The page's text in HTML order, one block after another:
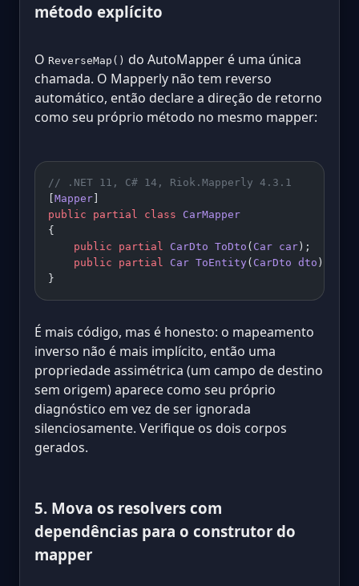
método explícito
O ReverseMap() do AutoMapper é uma única
chamada. O Mapperly não tem reverso
automático, então declare a direção de retorno
como seu próprio método no mesmo mapper:
// .NET 11, C# 14, Riok.Mapperly 4.3.1
Mapper
public partial class CarMapper
{
    public
partial CarDto ToDto ( Car car );
    public
partial Car ToEntity( CarDto dto );
}
É mais código, mas é honesto: o mapeamento
inverso não é mais implícito, então uma
propriedade assimétrica (um campo de destino
sem origem) aparece como seu próprio
diagnóstico em vez de ser ignorada
silenciosamente. Verifique os dois corpos
gerados.
5. Mova os resolvers com
dependências para o construtor do
mapper